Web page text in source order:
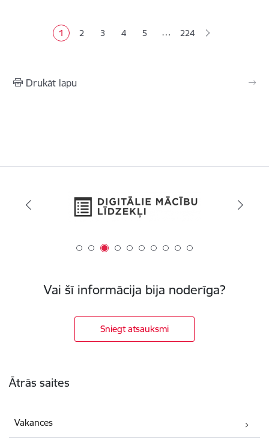
Pašreizējā lapa
1 Lapa
2 Lapa
3 Lapa
4 Lapa
5 … 224
Drukāt lapu
Vai šī informācija bija noderīga?
Sniegt atsauksmi
Ātrās saites
Vakances